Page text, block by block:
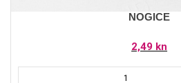
NOGICE
2,49 kn